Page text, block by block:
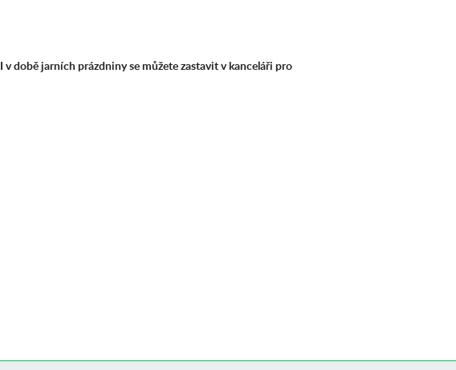
I v době jarních prázdniny se můžete zastavit v kanceláři pro